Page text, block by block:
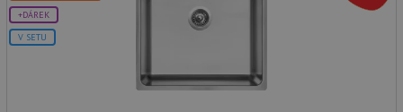
+DÁREK
V SETU